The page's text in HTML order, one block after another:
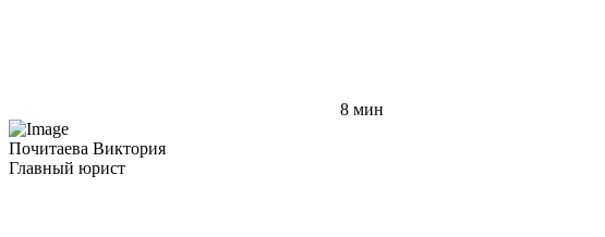
8 мин
Почитаева Виктория
Главный юрист